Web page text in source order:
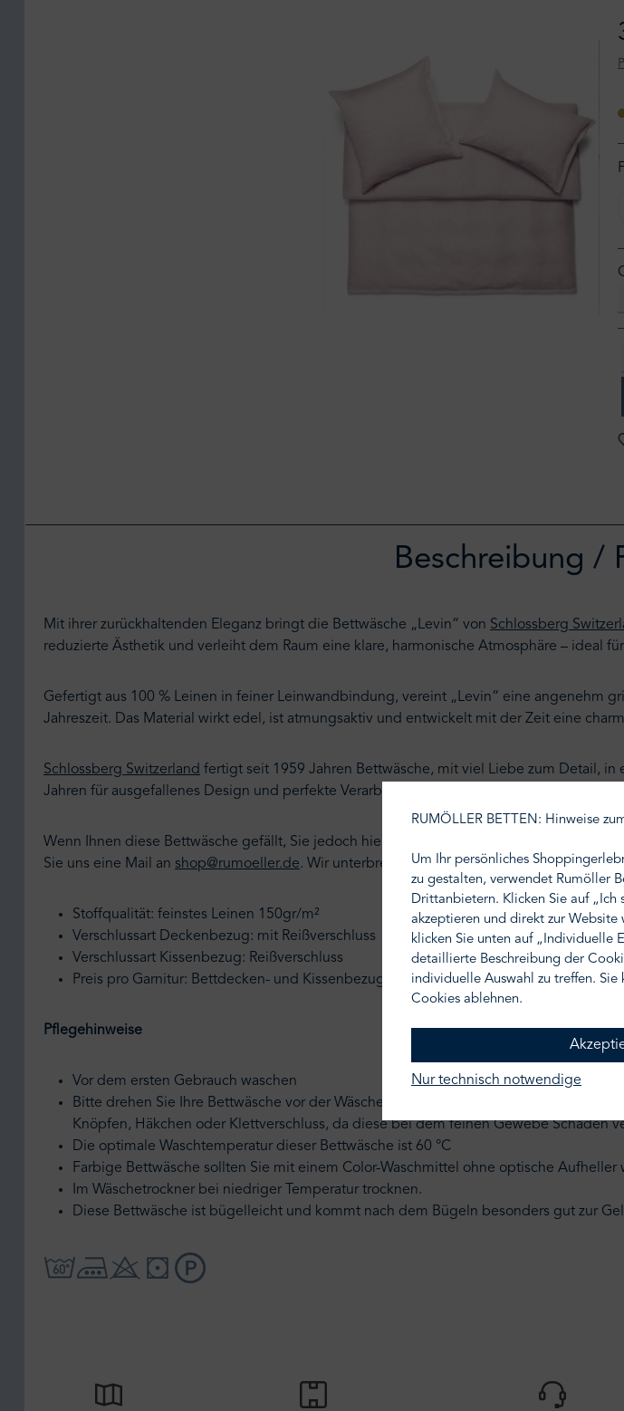
Beschreibung /
Mit ihrer zurückhaltenden Eleganz bringt die Bettwäsche „Levin“ von Schlossberg
reduzierte Ästhetik und verleiht dem Raum eine klare, harmonische Atmosphäre – ideal
Gefertigt aus 100 % Leinen in feiner Leinwandbindung, vereint „Levin“ eine angenehm
Jahreszeit. Das Material wirkt edel, ist atmungsaktiv und entwickelt mit der Zeit eine
Schlossberg Switzerland fertigt seit 1959 Jahren Bettwäsche, mit viel Liebe zum Detail,
Jahren für ausgefallenes Design und perfekte Verarbeitung.
Wenn Ihnen diese Bettwäsche gefällt, Sie jedoch hier nicht Ihr Wunschmaß finden,
Sie uns eine Mail an shop@rumoeller.de. Wir unterbreiten Ihnen gern ein Angebot.
Stoffqualität: feinstes Leinen 150gr/m²
Verschlussart Deckenbezug: mit Reißverschluss
Verschlussart Kissenbezug: Reißverschluss
Preis pro Garnitur: Bettdecken- und Kissenbezug
Pflegehinweise
Vor dem ersten Gebrauch waschen
Bitte drehen Sie Ihre Bettwäsche vor der Wäsche auf links und schließen Sie den
Knöpfen, Häkchen oder Klettverschluss, da diese bei dem feinen Gewebe Schäden
Die optimale Waschtemperatur dieser Bettwäsche ist 60 °C
Farbige Bettwäsche sollten Sie mit einem Color-Waschmittel ohne optische
Im Wäschetrockner bei niedriger Temperatur trocknen.
Diese Bettwäsche ist bügelleicht und kommt nach dem Bügeln besonders gut zur
RUMÖLLER BETTEN: Hinweise
Um Ihr persönliches
zu gestalten, verwendet Rumöller
Drittanbietern. Klicken Sie auf „Ich
akzeptieren und direkt zur
klicken Sie unten auf „Individuelle
detaillierte Beschreibung der
individuelle Auswahl zu treffen. Sie
Cookies ablehnen.
Nur technisch notwendige